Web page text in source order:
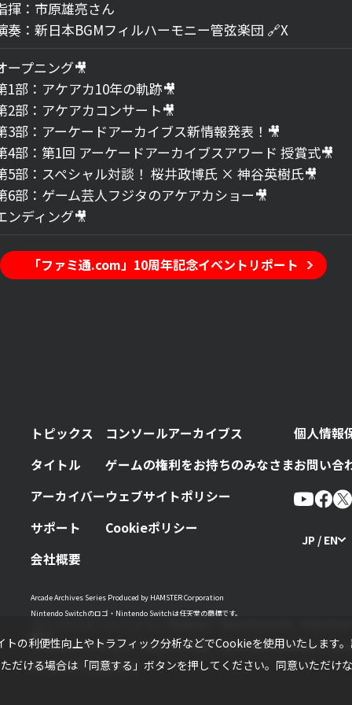
揮：市原雄亮さん
奏：新日本BGMフィルハーモニー管弦楽団 🔗X
ープニング🎥
1部：アケアカ10年の軌跡🎥
2部：アケアカコンサート🎥
3部：アーケードアーカイブス新情報発表！🎥
4部：第1回 アーケードアーカイブスアワード 授賞式🎥
5部：スペシャル対談！ 桜井政博氏 × 神谷英樹氏🎥
6部：ゲーム芸人フジタのアケアカショー🎥
ンディング🎥
「ファミ通.com」10周年記念イベントリポート
トピックス
タイトル
アーカイバー
サポート
会社概要
コンソールアーカイブス
ゲームの権利をお持ちのみなさま
ウェブサイトポリシー
Cookieポリシー
個人情報
お問い合
JP / EN
Arcade Archives Series Produced by HAMSTER Corporation
Nintendo Switchのロゴ・Nintendo Switchは任天堂の商標です。
“WindowsロゴおよびWindows”、“XboxロゴおよびXbox”、“Xbox OneおよびXbox Oneロゴ”、
©HAMSTER Corporation
の利便性向上やトラフィック分析などでCookieを使用いたします
だける場合は「同意する」ボタンを押してください。同意いただけ